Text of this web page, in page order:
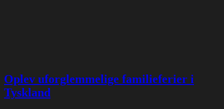
Oplev uforglemmelige familieferier i
Tyskland